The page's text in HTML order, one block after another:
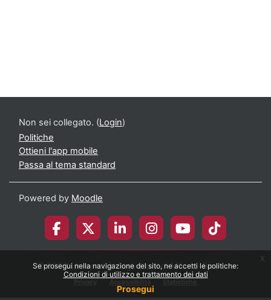
Se prosegui nella navigazione del sito, ne accetti le politiche:
Condizioni di utilizzo e trattamento dei dati
Prosegui
x
Non sei collegato. (Login)
Politiche
Ottieni l'app mobile
Passa al tema standard
Powered by Moodle
© 2026 Università degli Studi di Milano-Bicocca